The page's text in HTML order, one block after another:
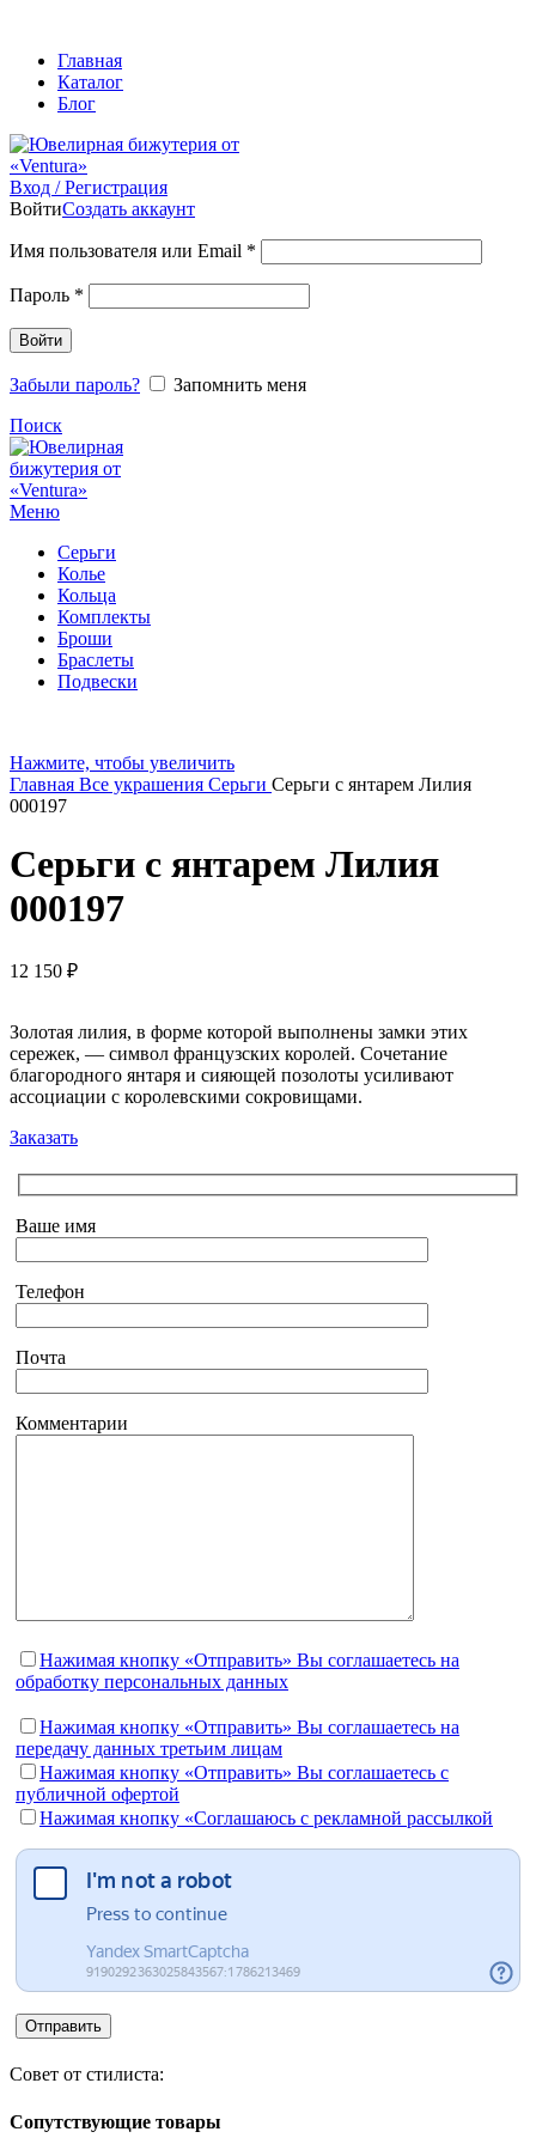
Главная
Каталог
Блог
Вход / Регистрация
ВойтиСоздать аккаунт
Имя пользователя или Email *
Пароль *
Войти
Забыли пароль?
Запомнить меня
Поиск
Меню
Серьги
Колье
Кольца
Комплекты
Броши
Браслеты
Подвески
Нажмите, чтобы увеличить
Главная Все украшения Серьги Серьги с янтарем Лилия
000197
Серьги с янтарем Лилия
000197
12 150 ₽
Золотая лилия, в форме которой выполнены замки этих
сережек, — символ французских королей. Сочетание
благородного янтаря и сияющей позолоты усиливают
ассоциации с королевскими сокровищами.
Заказать
Ваше имя
Телефон
Почта
Комментарии
Нажимая кнопку «Отправить» Вы соглашаетесь на
обработку персональных данных
Нажимая кнопку «Отправить» Вы соглашаетесь на
передачу данных третьим лицам
Нажимая кнопку «Отправить» Вы соглашаетесь c
публичной офертой
Нажимая кнопку «Соглашаюсь с рекламной рассылкой
Совет от стилиста:
Сопутствующие товары